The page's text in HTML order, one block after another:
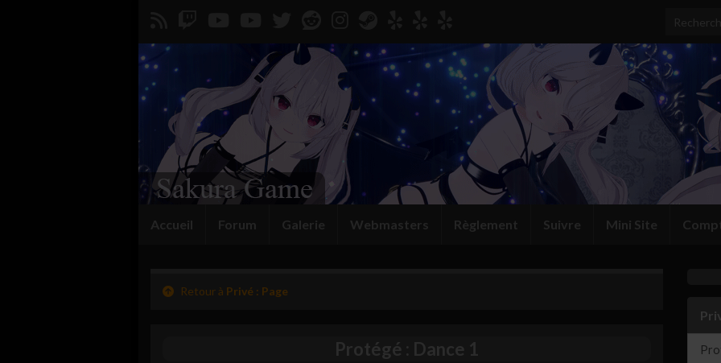
Search for:
Accueil Forum Galerie Webmasters Règlement Suivre Mini Site
Retour à Privé : Page
Protégé : Dance 1